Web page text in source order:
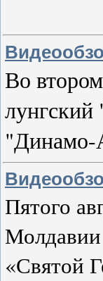
Во
лунгский
"Динамо-
Пятого
«Святой